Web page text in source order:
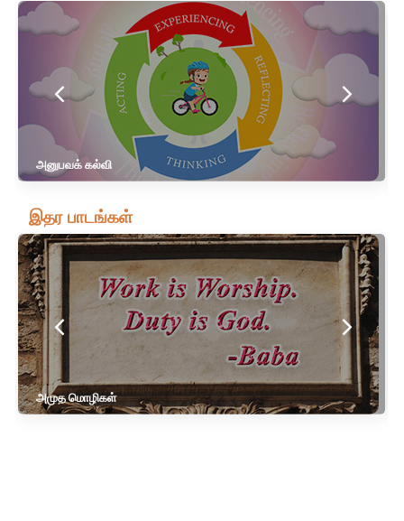
அனுபவக் கல்வி
இதர பாடங்கள்
அமுத மொழிகள்